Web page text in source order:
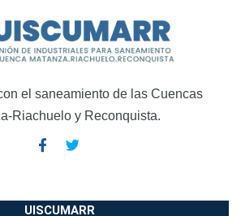
el saneamiento de las Cuencas
Riachuelo y Reconquista.
UISCUMARR